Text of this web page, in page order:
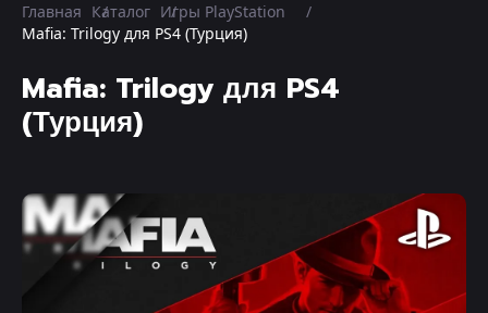
Главная Каталог Игры PlayStation
Mafia: Trilogy для PS4 (Турция)
Mafia: Trilogy для PS4
(Турция)